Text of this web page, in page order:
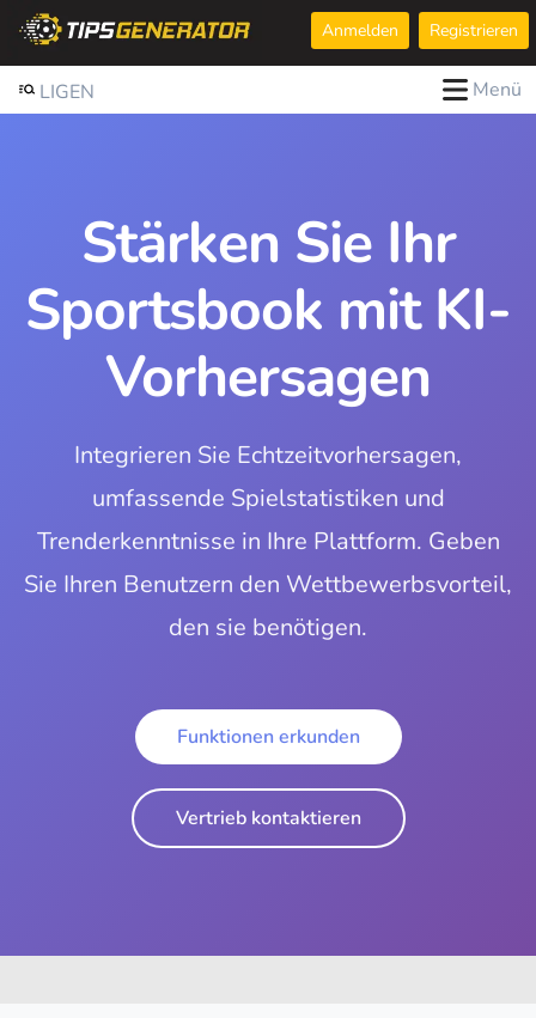
Anmelden Registrieren
LIGEN Menü
Stärken Sie Ihr
Sportsbook mit KI-
Vorhersagen
Integrieren Sie Echtzeitvorhersagen,
umfassende Spielstatistiken und
Trenderkenntnisse in Ihre Plattform. Geben
Sie Ihren Benutzern den Wettbewerbsvorteil,
den sie benötigen.
Funktionen erkunden
Vertrieb kontaktieren